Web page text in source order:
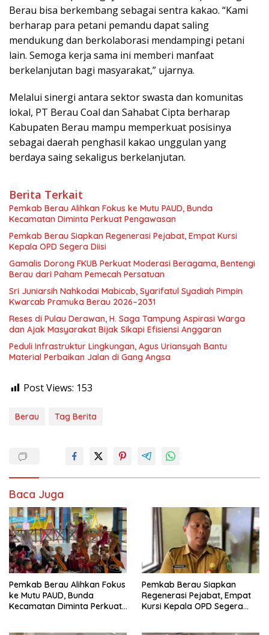
Berau bisa berkembang sebagai sentra kakao. “Kami
berharap para petani pemandu dapat saling
mendukung dan berkolaborasi mendampingi petani
lain. Semoga kerja sama ini memberi manfaat
berkelanjutan bagi masyarakat,” ujarnya.
Melalui sinergi antara sektor swasta dan komunitas
lokal, PT Berau Coal dan Sahabat Cipta berharap
Kabupaten Berau mampu memperkuat posisinya
sebagai daerah penghasil kakao unggulan yang
berdaya saing sekaligus berkelanjutan.
Berita Terkait
Pemkab Berau Alihkan Fokus ke Mutu PAUD, Bunda
Kecamatan Diminta Perkuat Pengawasan
Pemkab Berau Siapkan Regenerasi Pejabat, Empat Kursi
Kepala OPD Segera Diisi
Gamalis Dorong FKUB Perkuat Moderasi Beragama, Bentengi
Berau dari Paham Pemecah Persatuan
Sri Juniarsih Nahkodai Mabicab, Syarifatul Syadiah Pimpin
Kwarcab Pramuka Berau 2026–2031
Reses di Pulau Derawan, H. Saga Tampung Aspirasi Warga
dan Ajak Masyarakat Bijak Sikapi Efisiensi Anggaran
Peduli Infrastruktur Lingkungan, Agus Uriansyah Bantu
Material Perbaikan Jalan di Gang Angsa
Post Views: 153
Berau Tag Berita
Baca Juga
Pemkab Berau Alihkan Fokus
ke Mutu PAUD, Bunda
Kecamatan Diminta Perkuat
Pemkab Berau Siapkan
Regenerasi Pejabat, Empat
Kursi Kepala OPD Segera